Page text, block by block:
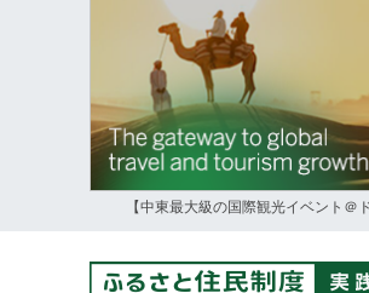
【中東最大級の国際観光イベント＠